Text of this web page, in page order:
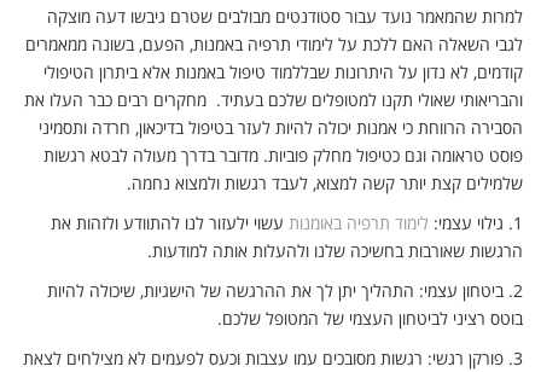
למרות שהמאמר נועד עבור סטודנטים מבולבים שטרם גיבשו דעה מוצקה
לגבי השאלה האם ללכת על לימודי תרפיה באמנות, הפעם, בשונה ממאמרים
קודמים, לא נדון על היתרונות שבללמוד טיפול באמנות אלא ביתרון הטיפולי
והבריאותי שאולי תקנו למטופלים שלכם בעתיד. מחקרים רבים כבר העלו את
הסבירה הרווחת כי אמנות יכולה להיות לעזר בטיפול בדיכאון, חרדה ותסמיני
פוסט טראומה וגם כטיפול מחלק פוביות. מדובר בדרך מעולה לבטא רגשות
שלמילים קצת יותר קשה למצוא, לעבד רגשות ולמצוא נחמה.
1. גילוי עצמי: לימוד תרפיה באומנות עשוי ילעזור לנו להתוודע ולזהות את
הרגשות שאורבות בחשיכה שלנו ולהעלות אותה למודעות.
2. ביטחון עצמי: התהליך יתן לך את ההרגשה של הישגיות, שיכולה להיות
בוטס רציני לביטחון העצמי של המטופל שלכם.
3. פורקן רגשי: רגשות מסובכים עמו עצבות וכעס לפעמים לא מצילחים לצאת